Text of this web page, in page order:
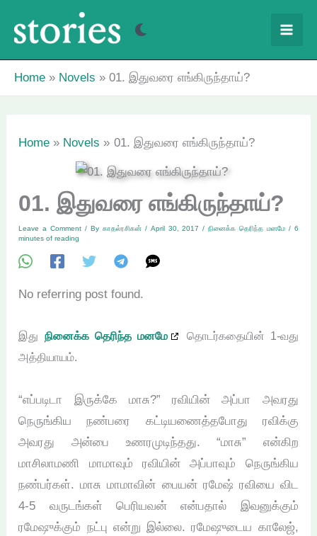
Home
Novels 01. இதுவரை எங்கிருந்தாய்?
Home Novels 01. இதுவரை எங்கிருந்தாய்?
01. இதுவரை எங்கிருந்தாய்?
Leave a Comment / By காதல்ரசிகன் / April 30, 2017/நினைக்க தெரிந்த மனமே / 6
minutes of reading
No referring post found.
இது நினைக்க தெரிந்த மனமே
தொடர்கதையின் 1-வது
அத்தியாயம்.
“எப்படிடா இருக்கே மாசு?” ரவியின் அப்பா அவரது
நெருங்கிய நண்பரை கட்டியணைத்தபோது ரவிக்கு
அவரது அன்பை உணரமுடிந்தது. “மாசு” என்கிற
மாசிலாமணி மாமாவும் ரவியின் அப்பாவும் நெருங்கிய
நண்பர்கள். மாசு மாமாவின் பையன் ரமேஷ் ரவியை விட
4-5 வருடங்கள் பெரியவன் என்பதால் இவனுக்கும்
ரமேஷுக்கும் நட்பு என்று இல்லை. ரமேஷுடைய காலேஜ்,